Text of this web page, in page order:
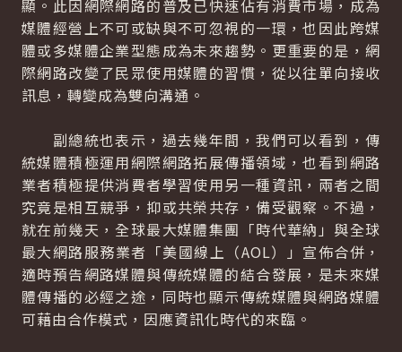
顯。此因網際網路的普及已快速佔有消費市場，成為
媒體經營上不可或缺與不可忽視的一環，也因此跨媒
體或多媒體企業型態成為未來趨勢。更重要的是，網
際網路改變了民眾使用媒體的習慣，從以往單向接收
訊息，轉變成為雙向溝通。
副總統也表示，過去幾年間，我們可以看到，傳
統媒體積極運用網際網路拓展傳播領域，也看到網路
業者積極提供消費者學習使用另一種資訊，兩者之間
究竟是相互競爭，抑或共榮共存，備受觀察。不過，
就在前幾天，全球最大媒體集團「時代華納」與全球
最大網路服務業者「美國線上（AOL）」宣佈合併，
適時預告網路媒體與傳統媒體的結合發展，是未來媒
體傳播的必經之途，同時也顯示傳統媒體與網路媒體
可藉由合作模式，因應資訊化時代的來臨。